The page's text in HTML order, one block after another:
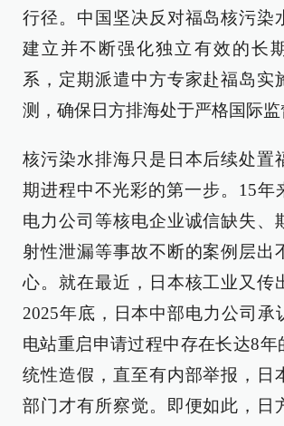
行径。中国坚决反对福岛核污染
建立并不断强化独立有效的长
系，定期派遣中方专家赴福岛实
测，确保日方排海处于严格国际监
核污染水排海只是日本后续处置
期进程中不光彩的第一步。15年
电力公司等核电企业诚信缺失、
射性泄漏等事故不断的案例层出
心。就在最近，日本核工业又传
2025年底，日本中部电力公司承
电站重启申请过程中存在长达8年
统性造假，直至有内部举报，日
部门才有所察觉。即便如此，日